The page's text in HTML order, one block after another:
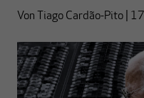
Von Tiago Cardão-Pito